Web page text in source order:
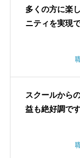
多くの方に楽
ニティを実現
スクールから
益も絶好調です